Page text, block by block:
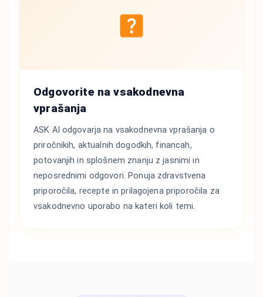
Odgovorite na vsakodnevna
vprašanja
ASK AI odgovarja na vsakodnevna vprašanja o
priročnikih, aktualnih dogodkih, financah,
potovanjih in splošnem znanju z jasnimi in
neposrednimi odgovori. Ponuja zdravstvena
priporočila, recepte in prilagojena priporočila za
vsakodnevno uporabo na kateri koli temi.